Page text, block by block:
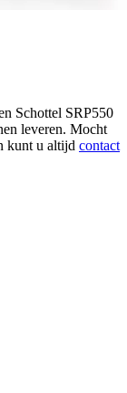
Schottel SRP550
leveren. Mocht
kunt u altijd contact